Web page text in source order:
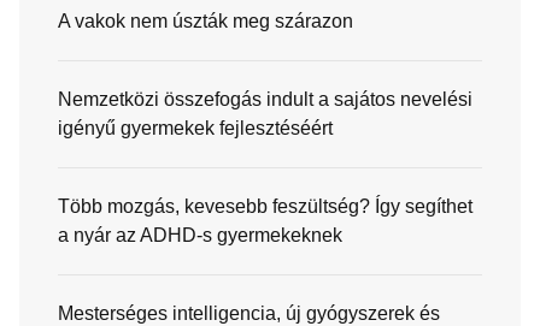
A vakok nem úszták meg szárazon
Nemzetközi összefogás indult a sajátos nevelési
igényű gyermekek fejlesztéséért
Több mozgás, kevesebb feszültség? Így segíthet
a nyár az ADHD-s gyermekeknek
Mesterséges intelligencia, új gyógyszerek és